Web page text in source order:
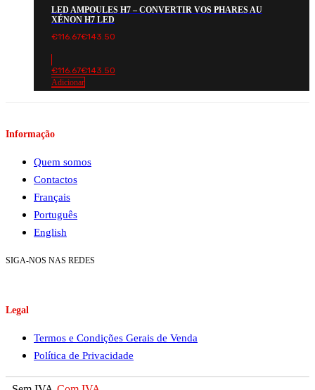
LED AMPOULES H7 – CONVERTIR VOS PHARES AU
XÉNON H7 LED
€116.67€143.50
€116.67€143.50
Adicionar
Informação
Quem somos
Contactos
Français
Português
English
SIGA-NOS NAS REDES
Legal
Termos e Condições Gerais de Venda
Política de Privacidade